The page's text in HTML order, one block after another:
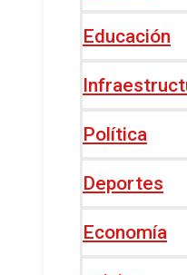
Educación
Política
Deportes
Economía